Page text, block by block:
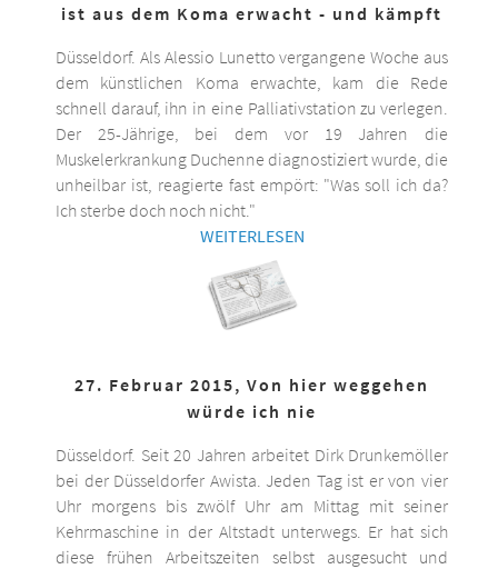
ist aus dem Koma erwacht - und kämpft
Düsseldorf. Als Alessio Lunetto vergangene Woche aus
dem künstlichen Koma erwachte, kam die Rede
schnell darauf, ihn in eine Palliativstation zu verlegen.
Der 25-Jährige, bei dem vor 19 Jahren die
Muskelerkrankung Duchenne diagnostiziert wurde, die
unheilbar ist, reagierte fast empört: "Was soll ich da?
Ich sterbe doch noch nicht."
WEITERLESEN
27. Februar 2015, Von hier weggehen
würde ich nie
Düsseldorf. Seit 20 Jahren arbeitet Dirk Drunkemöller
bei der Düsseldorfer Awista. Jeden Tag ist er von vier
Uhr morgens bis zwölf Uhr am Mittag mit seiner
Kehrmaschine in der Altstadt unterwegs. Er hat sich
diese frühen Arbeitszeiten selbst ausgesucht und